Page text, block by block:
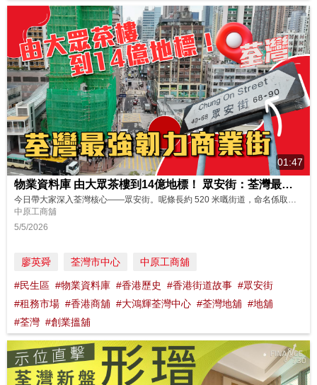
01:47
物業資料庫 由大眾茶樓到14億地標！ 眾安街：荃灣最強韌力商業街
今日帶大家深入荃灣核心——眾安街。呢條長約 520 米嘅街道，命名係取自 1930 年代「大眾茶樓」同「平安藥局」嘅名稱合併而成！舖位以民生商業為主，最大特色係舖位面積普遍較大，完全滿足區內居民嘅多元需求。 經歷多次經濟起伏，呢度人流始終保持穩定，印證咗佢喺荃灣無可撼動嘅商業地位！ 一齊睇下眾安街而家街舖咩價位👇 https://oir.centanet.com/all/search/...
中原工商舖
5/5/2026
廖英舜 荃灣市中心 中原工商舖
#民生區 #物業資料庫 #香港歷史 #香港街道故事 #眾安街
#租務市場 #香港商舖 #大鴻輝荃灣中心 #荃灣地舖 #地舖
#荃灣 #創業搵舖